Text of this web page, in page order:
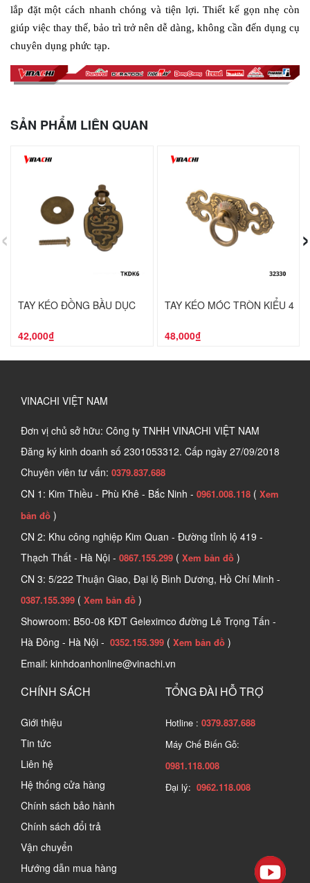
lắp đặt một cách nhanh chóng và tiện lợi. Thiết kế gọn nhẹ còn
giúp việc thay thế, bảo trì trở nên dễ dàng, không cần đến dụng cụ
chuyên dụng phức tạp.
SẢN PHẨM LIÊN QUAN
TAY KÉO ĐỒNG BẦU DỤC
42,000₫
TAY KÉO MÓC TRÒN KIỂU 4
48,000₫
‹ ›
VINACHI VIỆT NAM
Đơn vị chủ sở hữu: Công ty TNHH VINACHI VIỆT NAM
Đăng ký kinh doanh số 2301053312. Cấp ngày 27/09/2018
Chuyên viên tư vấn: 0379.837.688
CN 1: Kim Thiều - Phù Khê - Bắc Ninh - 0961.008.118 ( Xem
bản đồ )
CN 2: Khu công nghiệp Kim Quan - Đường tỉnh lộ 419 -
Thạch Thất - Hà Nội - 0867.155.299 ( Xem bản đồ )
CN 3: 5/222 Thuận Giao, Đại lộ Bình Dương, Hồ Chí Minh -
0387.155.399 ( Xem bản đồ )
Showroom: B50-08 KĐT Geleximco đường Lê Trọng Tấn -
Hà Đông - Hà Nội - 0352.155.399 ( Xem bản đồ )
Email: kinhdoanhonline@vinachi.vn
CHÍNH SÁCH
Giới thiệu
Tin tức
Liên hệ
Hệ thống cửa hàng
Chính sách bảo hành
Chính sách đổi trả
Vận chuyển
Hướng dẫn mua hàng
TỔNG ĐÀI HỖ TRỢ
Hotline : 0379.837.688
Máy Chế Biến Gỗ:
0981.118.008
Đại lý: 0962.118.008